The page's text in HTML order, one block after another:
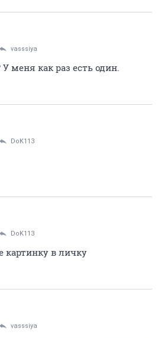
vasssiya
меня как раз есть один.
DoK113
DoK113
картинку в личку
vasssiya